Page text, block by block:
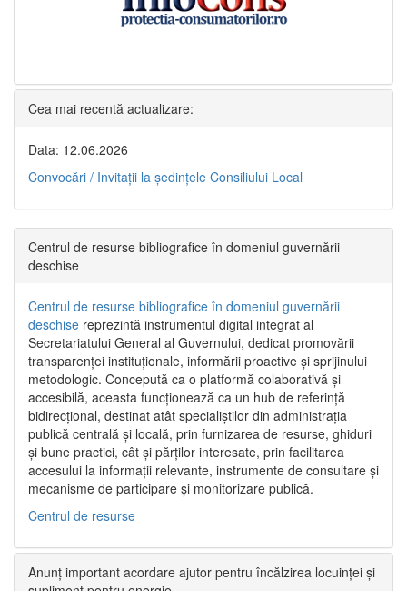
Cea mai recentă actualizare:
Data: 12.06.2026
Convocări / Invitaţii la şedinţele Consiliului Local
Centrul de resurse bibliografice în domeniul guvernării
deschise
Centrul de resurse bibliografice în domeniul guvernării
deschise reprezintă instrumentul digital integrat al
Secretariatului General al Guvernului, dedicat promovării
transparenței instituționale, informării proactive și sprijinului
metodologic. Concepută ca o platformă colaborativă și
accesibilă, aceasta funcționează ca un hub de referință
bidirecțional, destinat atât specialiștilor din administrația
publică centrală și locală, prin furnizarea de resurse, ghiduri
și bune practici, cât și părților interesate, prin facilitarea
accesului la informații relevante, instrumente de consultare și
mecanisme de participare și monitorizare publică.
Centrul de resurse
Anunț important acordare ajutor pentru încălzirea locuinței și